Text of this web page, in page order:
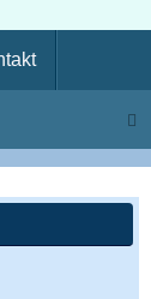
(1 Sam